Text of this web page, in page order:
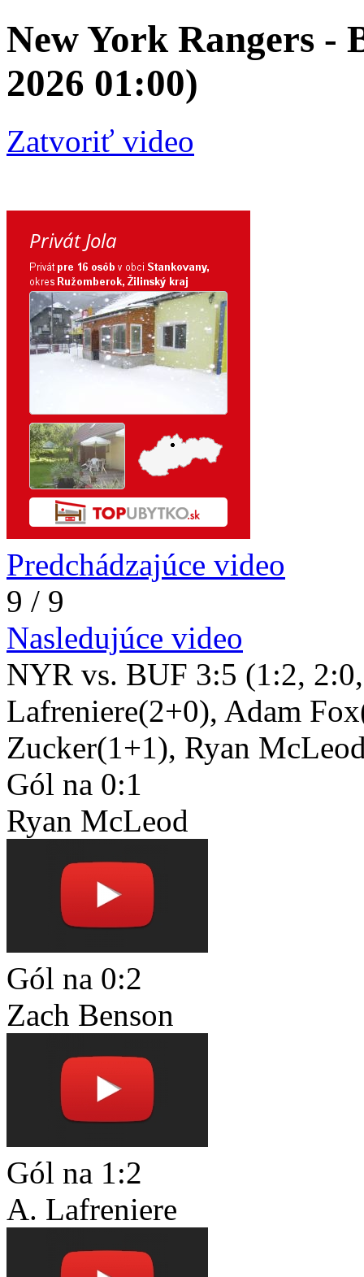
New York Rangers -
2026 01:00)
Zatvoriť video
Predchádzajúce video
9 / 9
Nasledujúce video
NYR vs. BUF 3:5 (1:2,
Lafreniere(2+0), Adam
Zucker(1+1), Ryan
Gól na 0:1
Ryan McLeod
Gól na 0:2
Zach Benson
Gól na 1:2
A. Lafreniere